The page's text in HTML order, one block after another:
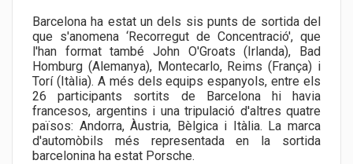
Barcelona ha estat un dels sis punts de sortida del
que s'anomena ‘Recorregut de Concentració', que
l'han format també John O'Groats (Irlanda), Bad
Homburg (Alemanya), Montecarlo, Reims (França) i
Torí (Itàlia). A més dels equips espanyols, entre els
26 participants sortits de Barcelona hi havia
francesos, argentins i una tripulació d'altres quatre
països: Andorra, Àustria, Bèlgica i Itàlia. La marca
d'automòbils més representada en la sortida
barcelonina ha estat Porsche.